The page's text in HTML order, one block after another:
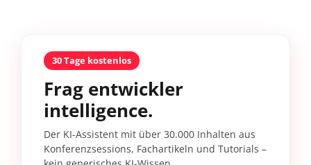
30 Tage kostenlos
Frag entwickler
intelligence.
Der KI-Assistent mit über 30.000 Inhalten aus
Konferenzsessions, Fachartikeln und Tutorials –